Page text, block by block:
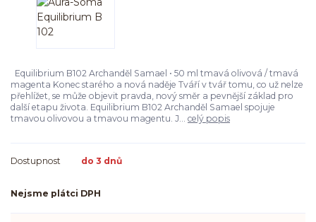
Equilibrium B102 Archanděl Samael • 50 ml tmavá olivová / tmavá
magenta Konec starého a nová naděje Tváří v tvář tomu, co už nelze
přehlížet, se může objevit pravda, nový směr a pevnější základ pro
další etapu života. Equilibrium B102 Archanděl Samael spojuje
tmavou olivovou a tmavou magentu. J... celý popis
Dostupnost do 3 dnů
Nejsme plátci DPH